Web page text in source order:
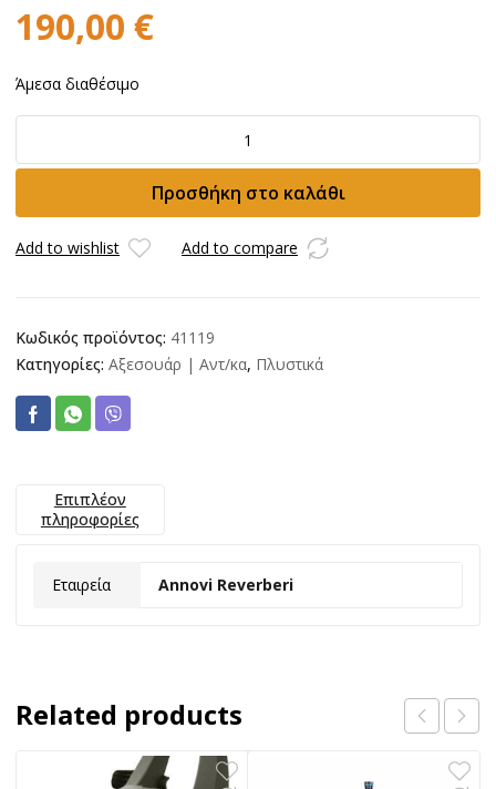
190,00 €
Άμεσα διαθέσιμο
για
REVERBERI
AR-
Προσθήκη στο καλάθι
Add to wishlist Add to compare
Κωδικός προϊόντος: 41119
Κατηγορίες: Αξεσουάρ | Αντ/κα, Πλυστικά
Επιπλέον
πληροφορίες
Εταιρεία Annovi Reverberi
Related products